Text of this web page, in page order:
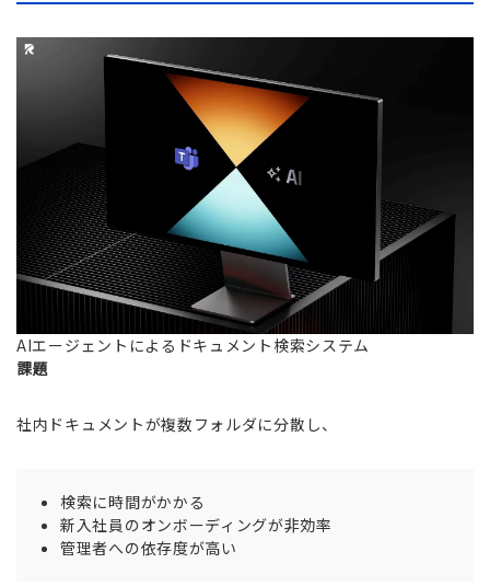
AIエージェントによるドキュメント検索システム
課題
社内ドキュメントが複数フォルダに分散し、
検索に時間がかかる
新入社員のオンボーディングが非効率
管理者への依存度が高い